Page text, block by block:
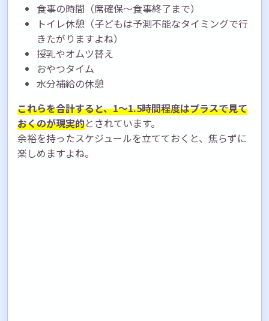
食事の時間（席確保〜食事終了まで）
トイレ休憩（子どもは予測不能なタイミングで行
きたがりますよね）
授乳やオムツ替え
おやつタイム
水分補給の休憩
これらを合計すると、1〜1.5時間程度はプラスで見て
おくのが現実的とされています。
余裕を持ったスケジュールを立てておくと、焦らずに
楽しめますよね。